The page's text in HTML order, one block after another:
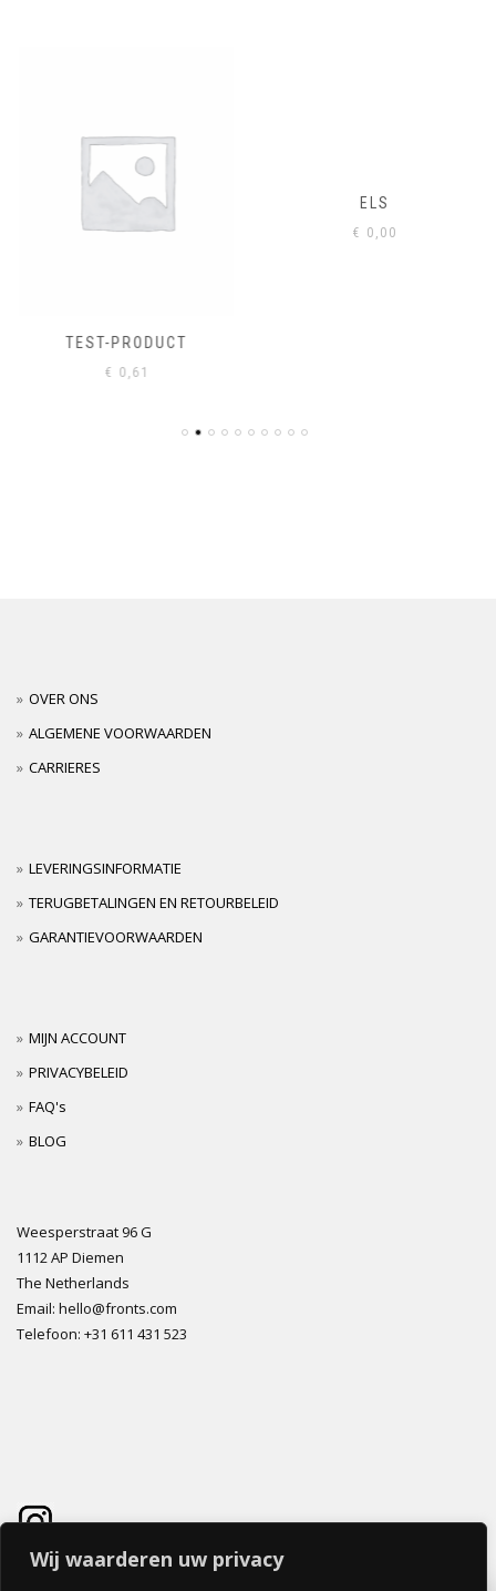
Wij waarderen uw privacy
TEST-PRODUCT
€0,61
ELS
€0,00
OVER ONS
ALGEMENE VOORWAARDEN
CARRIERES
LEVERINGSINFORMATIE
TERUGBETALINGEN EN RETOURBELEID
GARANTIEVOORWAARDEN
MIJN ACCOUNT
PRIVACYBELEID
FAQ's
BLOG
Weesperstraat 96 G
1112 AP Diemen
The Netherlands
Email: hello@fronts.com
Telefoon: +31 611 431 523